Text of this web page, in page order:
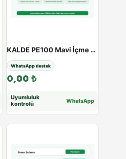
KALDE PE100 Mavi İçme Suyu Kangal Boru | 20 - 63 mm | PN10 - PN16 - 20 / 16Atü
WhatsApp destek
0,00 ₺
Uyumluluk
kontrolü
WhatsApp